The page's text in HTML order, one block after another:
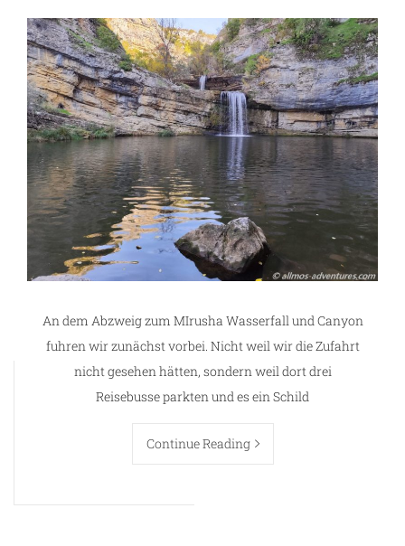
An dem Abzweig zum MIrusha Wasserfall und Canyon
fuhren wir zunächst vorbei. Nicht weil wir die Zufahrt
nicht gesehen hätten, sondern weil dort drei
Reisebusse parkten und es ein Schild
Continue Reading